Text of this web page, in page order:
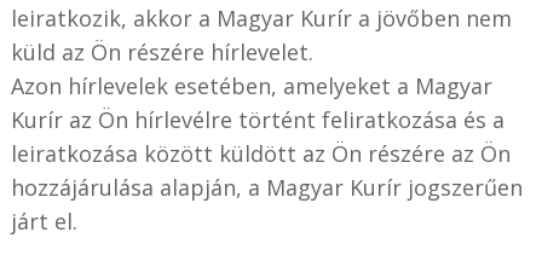
leiratkozik, akkor a Magyar Kurír a jövőben nem
küld az Ön részére hírlevelet.
Azon hírlevelek esetében, amelyeket a Magyar
Kurír az Ön hírlevélre történt feliratkozása és a
leiratkozása között küldött az Ön részére az Ön
hozzájárulása alapján, a Magyar Kurír jogszerűen
járt el.